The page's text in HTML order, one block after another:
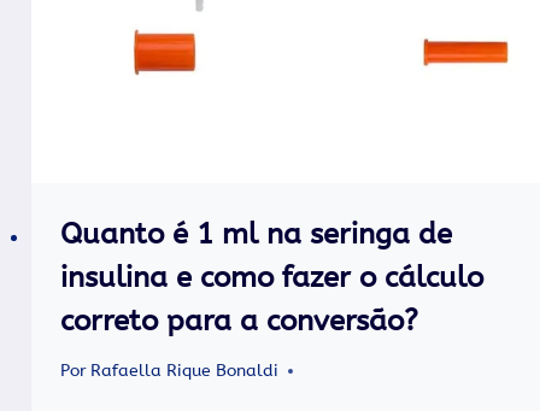
Quanto é 1 ml na seringa de
insulina e como fazer o cálculo
correto para a conversão?
Por Rafaella Rique Bonaldi